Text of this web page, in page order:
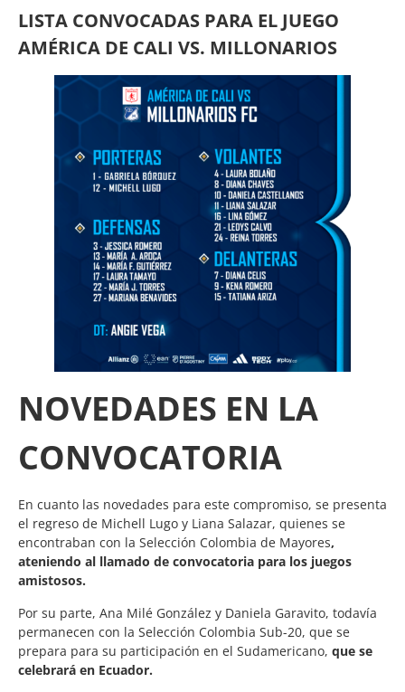
LISTA CONVOCADAS PARA EL JUEGO
AMÉRICA DE CALI VS. MILLONARIOS
NOVEDADES EN LA
CONVOCATORIA
En cuanto las novedades para este compromiso, se presenta
el regreso de Michell Lugo y Liana Salazar, quienes se
encontraban con la Selección Colombia de Mayores,
ateniendo al llamado de convocatoria para los juegos
amistosos.
Por su parte, Ana Milé González y Daniela Garavito, todavía
permanecen con la Selección Colombia Sub-20, que se
prepara para su participación en el Sudamericano, que se
celebrará en Ecuador.